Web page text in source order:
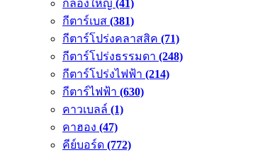
กลองใหญ่ (41)
กีตาร์เบส (381)
กีตาร์โปร่งคลาสสิค (71)
กีตาร์โปร่งธรรมดา (248)
กีตาร์โปร่งไฟฟ้า (214)
กีตาร์ไฟฟ้า (630)
คาวเบลล์ (1)
คาฮอง (47)
คีย์บอร์ด (772)